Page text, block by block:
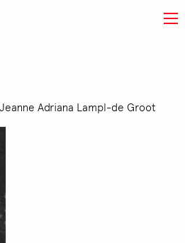
Jeanne Adriana Lampl-de Groot